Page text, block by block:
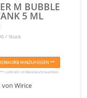
M BUBBLE
5 ML
/ Stück
HINZUFÜGEN **
** Lieferzeit im Warenkorb beachten
von Wirice